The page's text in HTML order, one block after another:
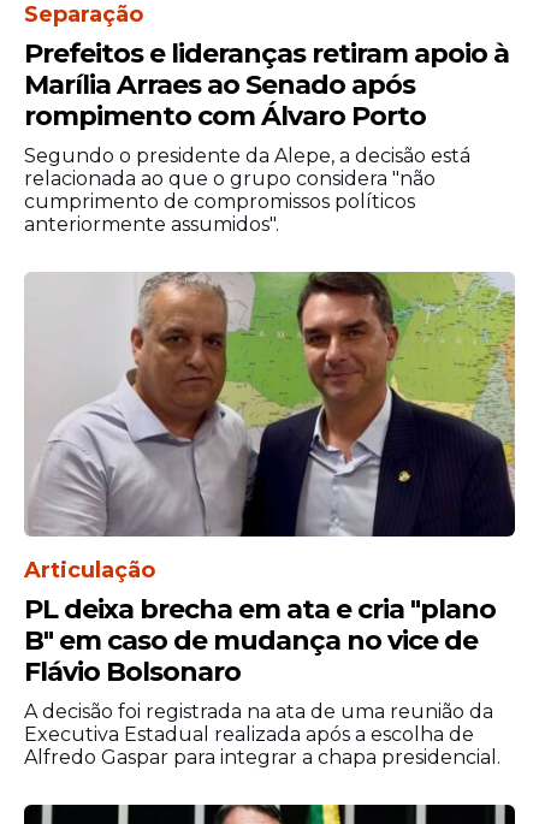
Durante a homenagem, o ministro
agradeceu o reconhecimento e destacou
a importância da parceria com as
entidades representativas e os
trabalhadores portuários.
minha gratidão é eterna.
Agradecer a todas as classes
trabalhadoras, federações e
entidades. Para mim, foi um
privilégio ter construído, além de
uma amizade institucional, uma
relação de carinho, amizade e
Separação
Prefeitos e lideranças retiram apoio à
Marília Arraes ao Senado após
rompimento com Álvaro Porto
Segundo o presidente da Alepe, a decisão está
relacionada ao que o grupo considera "não
cumprimento de compromissos políticos
anteriormente assumidos".
Articulação
PL deixa brecha em ata e cria "plano
B" em caso de mudança no vice de
Flávio Bolsonaro
A decisão foi registrada na ata de uma reunião da
Executiva Estadual realizada após a escolha de
Alfredo Gaspar para integrar a chapa presidencial.